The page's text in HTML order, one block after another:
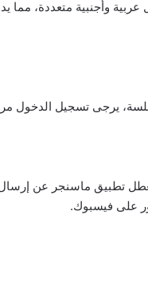
وأجنبية متعددة، مما
يرجى تسجيل الدخول
تطبيق ماسنجر عن
على فيسبوك.